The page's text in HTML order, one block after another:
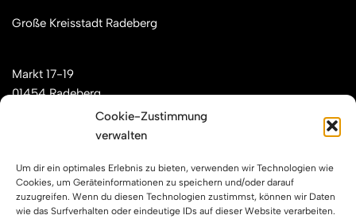
Cookie-Zustimmung
verwalten
Um dir ein optimales Erlebnis zu bieten, verwenden wir Technologien wie
Cookies, um Geräteinformationen zu speichern und/oder darauf
zuzugreifen. Wenn du diesen Technologien zustimmst, können wir Daten
wie das Surfverhalten oder eindeutige IDs auf dieser Website verarbeiten.
Große Kreisstadt Radeberg
Markt 17-19
01454 Radeberg
Mail: kontakt[at]feuerwehren-radeberg.de
Feuerwehren Radeberg im Internet